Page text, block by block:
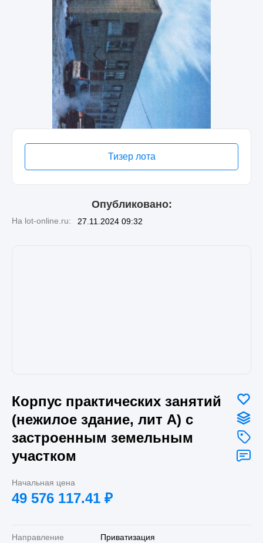
Тизер лота
Опубликовано:
На lot-online.ru: 27.11.2024 09:32
Корпус практических занятий
(нежилое здание, лит А) с
застроенным земельным
участком
Начальная цена
49 576 117.41 ₽
Направление
Приватизация